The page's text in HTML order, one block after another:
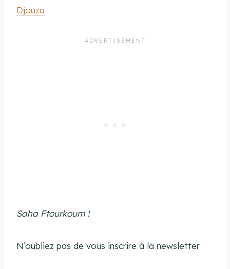
Djouza
Saha Ftourkoum !
N’oubliez pas de vous inscrire à la newsletter